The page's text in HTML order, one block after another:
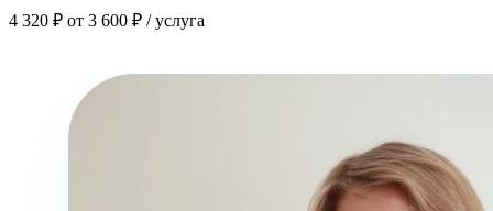
4 320 ₽ от 3 600 ₽ / услуга